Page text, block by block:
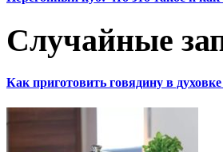
Случайные
Как приготовить говядину в